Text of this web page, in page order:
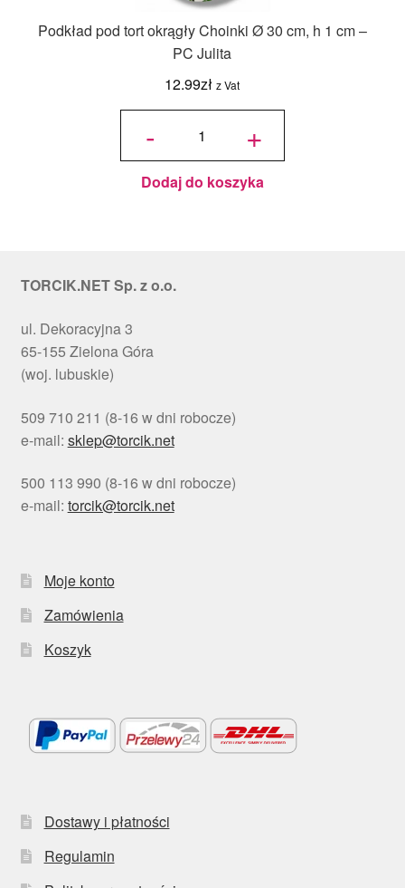
Podkład pod tort okrągły Choinki Ø 30 cm, h 1 cm –
PC Julita
12.99zł z Vat
-
ilość
okrągły
Choinki
cm, h 1
cm - PC
+
Dodaj do koszyka
TORCIK.NET Sp. z o.o.
ul. Dekoracyjna 3
65-155 Zielona Góra
(woj. lubuskie)
509 710 211 (8-16 w dni robocze)
e-mail: sklep@torcik.net
500 113 990 (8-16 w dni robocze)
e-mail: torcik@torcik.net
Moje konto
Zamówienia
Koszyk
Dostawy i płatności
Regulamin